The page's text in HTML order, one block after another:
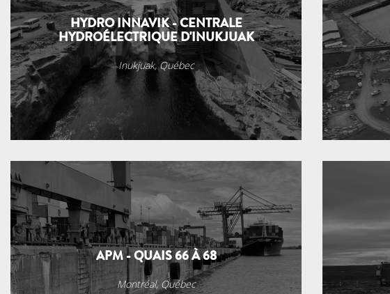
HYDRO INNAVIK - CENTRALE
HYDROÉLECTRIQUE D'INUKJUAK
Inukjuak, Québec
APM - QUAIS 66 À 68
Montréal, Québec